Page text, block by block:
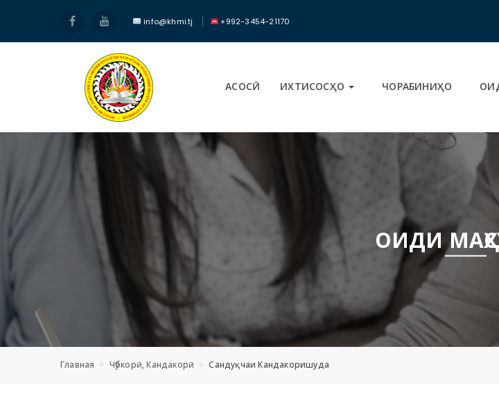
info@khmi.tj +992-3454-21170
АСОСӢ ИХТИСОСҲО ЧОРАБИНИҲО
ОИДИ
Главная Чӯбкорӣ, Кандакорӣ Сандуқчаи Кандакоришуда